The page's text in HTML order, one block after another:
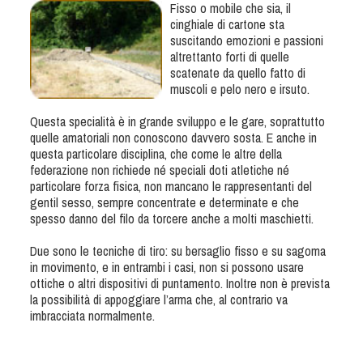
Fisso o mobile che sia, il
cinghiale di cartone sta
suscitando emozioni e passioni
altrettanto forti di quelle
scatenate da quello fatto di
muscoli e pelo nero e irsuto.
Questa specialità è in grande sviluppo e le gare, soprattutto
quelle amatoriali non conoscono davvero sosta. E anche in
questa particolare disciplina, che come le altre della
federazione non richiede né speciali doti atletiche né
particolare forza fisica, non mancano le rappresentanti del
gentil sesso, sempre concentrate e determinate e che
spesso danno del filo da torcere anche a molti maschietti.
Due sono le tecniche di tiro: su bersaglio fisso e su sagoma
in movimento, e in entrambi i casi, non si possono usare
ottiche o altri dispositivi di puntamento. Inoltre non è prevista
la possibilità di appoggiare l’arma che, al contrario va
imbracciata normalmente.
Assicurazione
Convenzioni
Società
Tesserati
Albo Fornitori
Referenti e gruppi di lavoro regionali
Scuole Federali
Tecnici
Direttori di Gara
Formazione
Calendario Manifestazioni
Organi di Giustizia - Dispositivi